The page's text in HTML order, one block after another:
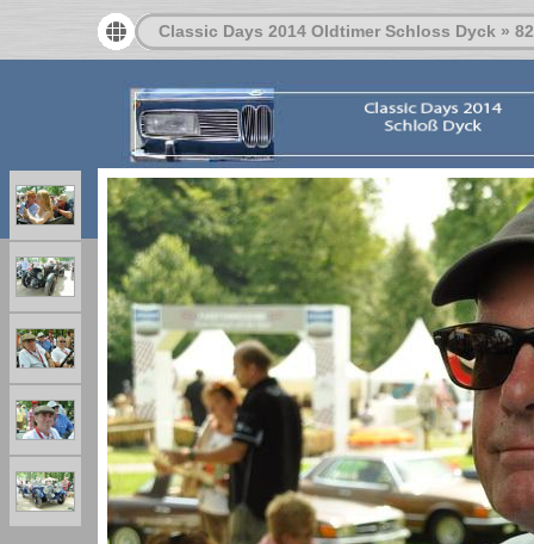
Classic Days 2014 Oldtimer Schloss Dyck »